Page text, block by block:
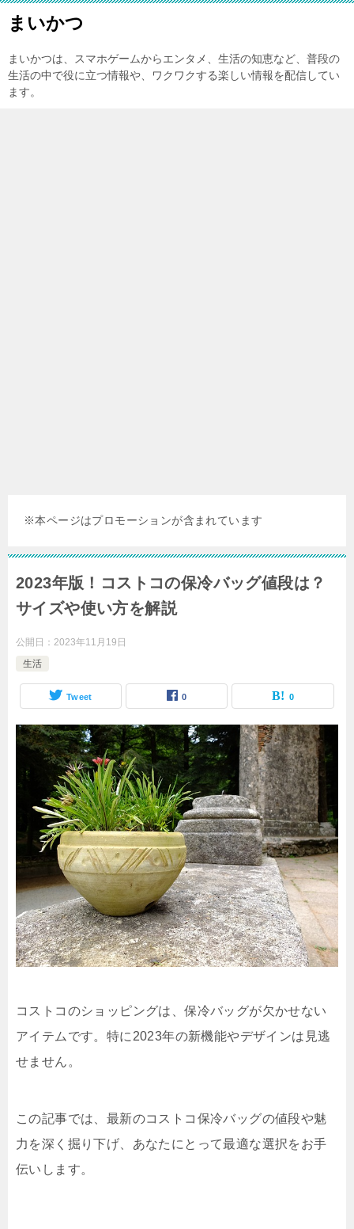
まいかつ
まいかつは、スマホゲームからエンタメ、生活の知恵など、普段の
生活の中で役に立つ情報や、ワクワクする楽しい情報を配信してい
ます。
※本ページはプロモーションが含まれています
2023年版！コストコの保冷バッグ値段は？
サイズや使い方を解説
公開日： 2023年11月19日
生活
Tweet 0 0
コストコのショッピングは、保冷バッグが欠かせない
アイテムです。特に2023年の新機能やデザインは見逃
せません。
この記事では、最新のコストコ保冷バッグの値段や魅
力を深く掘り下げ、あなたにとって最適な選択をお手
伝いします。